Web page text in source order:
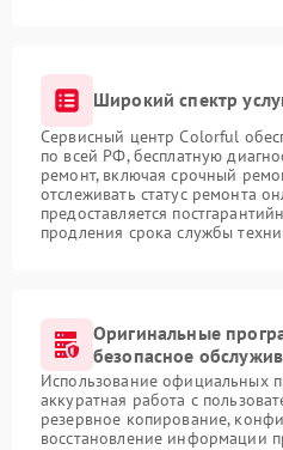
Широкий спектр
Сервисный центр Colorful
по всей РФ, бесплатную
ремонт, включая срочный
отслеживать статус ремонта
предоставляется
продления срока службы
Оригинальные
безопасное
Использование официальных
аккуратная работа с
резервное копирование,
восстановление информации